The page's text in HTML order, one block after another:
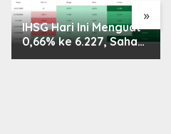
»
IHSG Hari Ini Menguat
0,66% ke 6.227, Saham